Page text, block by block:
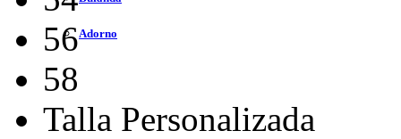
Adorno
56
58
Talla Personalizada